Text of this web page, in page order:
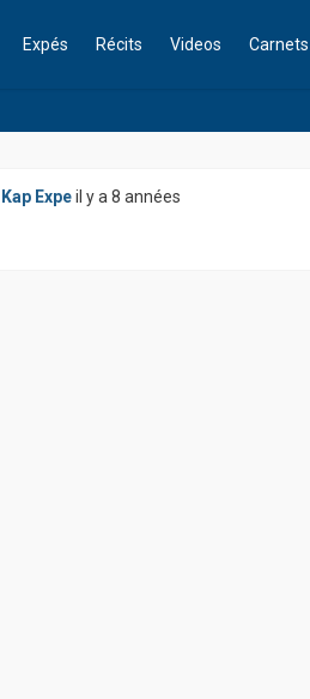
Expés Récits Videos Carnets
Expeil y a 8 années